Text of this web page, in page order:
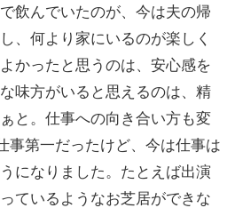
飲んでいたのが、今は夫の帰
、何より家にいるのが楽しく
かったと思うのは、安心感を
味方がいると思えるのは、精
と。仕事への向き合い方も変
事第一だったけど、今は仕事は
になりました。たとえば出演
ているようなお芝居ができな